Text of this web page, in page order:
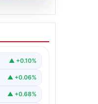
▲ +0.10%
▲ +0.06%
▲ +0.68%